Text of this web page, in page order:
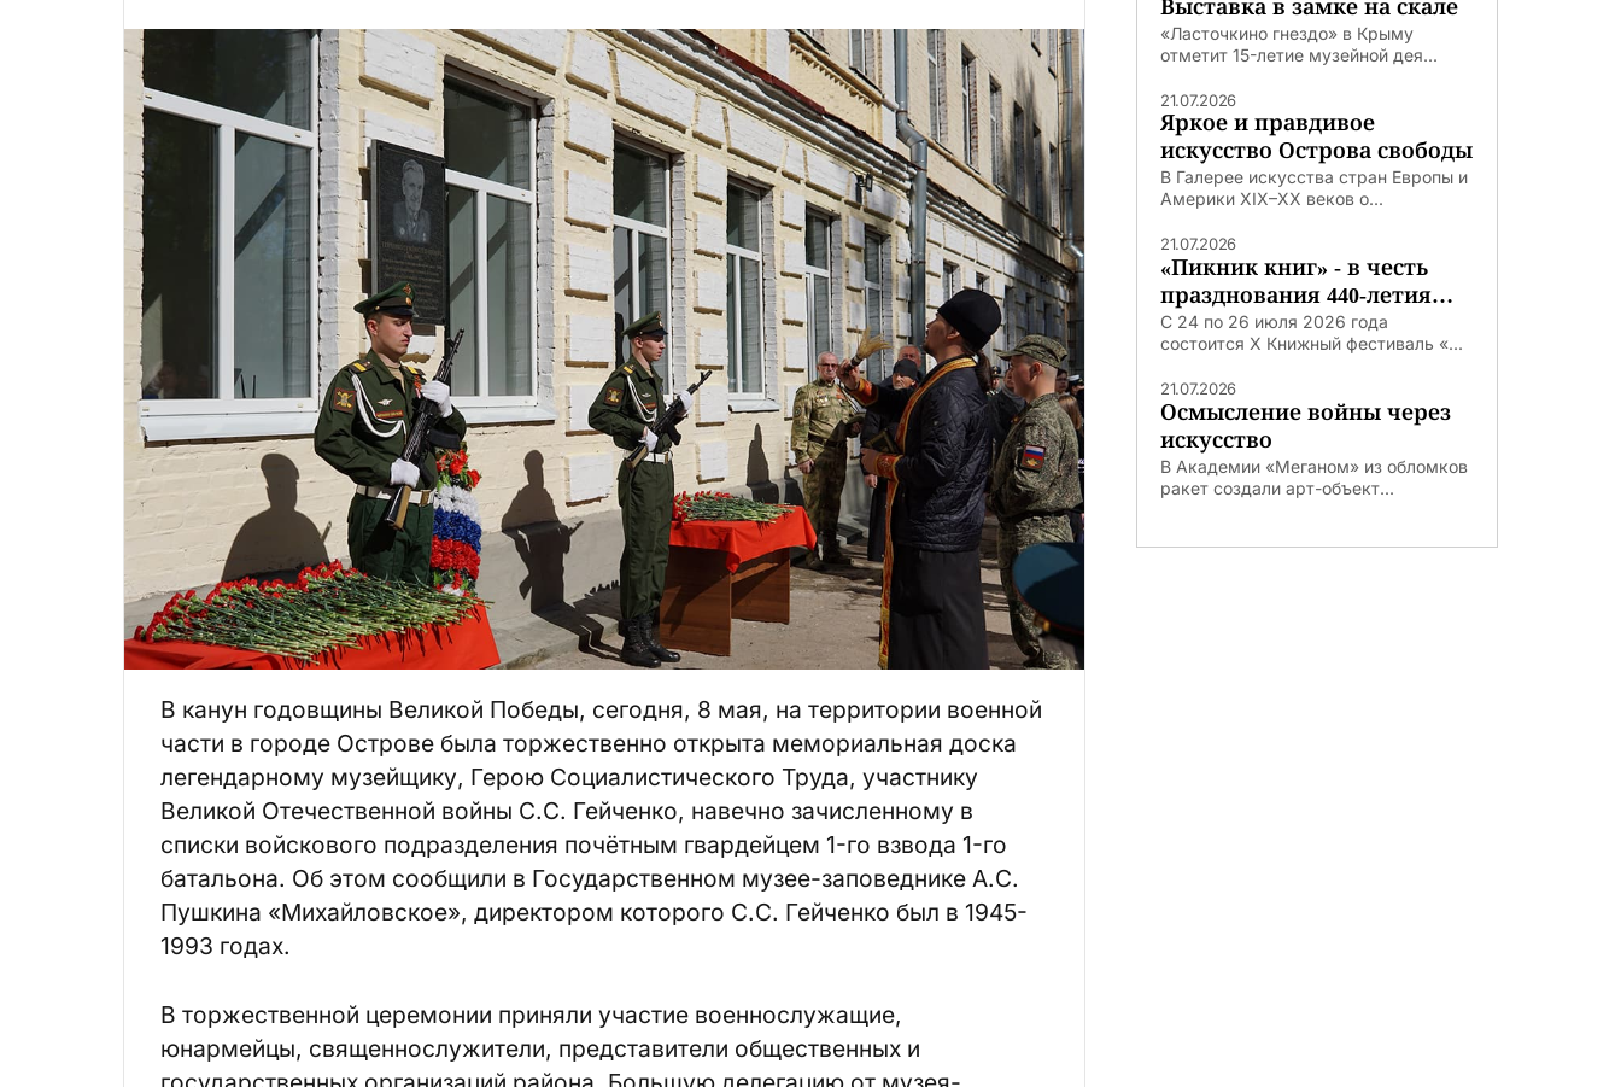
В канун годовщины Великой Победы, сегодня, 8 мая, на территории военной
части в городе Острове была торжественно открыта мемориальная доска
легендарному музейщику, Герою Социалистического Труда, участнику
Великой Отечественной войны С.С. Гейченко, навечно зачисленному в
списки войскового подразделения почётным гвардейцем 1-го взвода 1-го
батальона. Об этом сообщили в Государственном музее-заповеднике А.С.
Пушкина «Михайловское», директором которого С.С. Гейченко был в 1945-
1993 годах.
В торжественной церемонии приняли участие военнослужащие,
юнармейцы, священнослужители, представители общественных и
«Ласточкино гнездо» в Крыму
отметит 15-летие музейной дея...
21.07.2026
Яркое и правдивое
искусство Острова свободы
В Галерее искусства стран Европы и
Америки XIX–XX веков о...
21.07.2026
«Пикник книг» - в честь
празднования 440-летия
Тюмени
С 24 по 26 июля 2026 года
состоится X Книжный фестиваль «...
21.07.2026
Осмысление войны через
искусство
В Академии «Меганом» из обломков
ракет создали арт-объект...